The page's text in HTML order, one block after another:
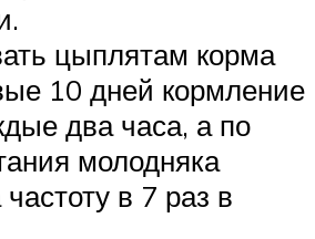
цыплятам корма
10 дней кормление
два часа, а по
молодняка
в 7 раз в